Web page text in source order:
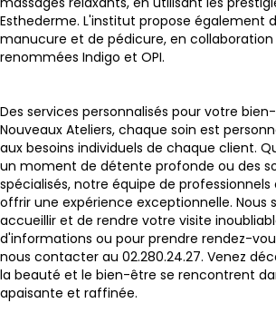
Esthederme. L'institut propose également
manucure et de pédicure, en
renommées Indigo et OPI.
Des services personnalisés pour votre
Nouveaux Ateliers, chaque soin est
aux besoins individuels de chaque client.
un moment de détente profonde ou des
spécialisés, notre équipe de professionnels
offrir une expérience exceptionnelle. Nous
accueillir et de rendre votre visite
d'informations ou pour prendre rendez-
nous contacter au 02.280.24.27. Venez
la beauté et le bien-être se rencontrent
apaisante et raffinée.